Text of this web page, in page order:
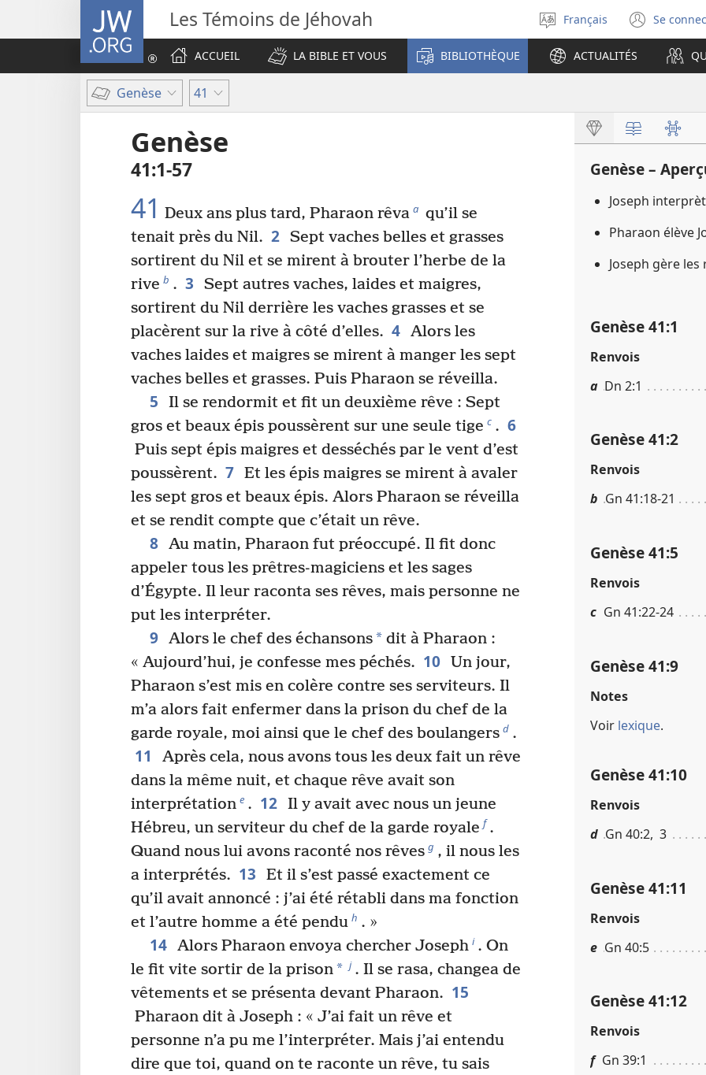
JW.ORG Les Témoins de Jéhovah
Sélectionner
la
langue
Français Se
une
ACCUEIL
LA BIBLE ET VOUS BIBLIOTHÈQUE ACTUALITÉS
Genèse 41
Genèse
41​:​1-57
41 Deux ans plus tard, Pharaon rêva a qu’il se
tenait près du Nil. 2 Sept vaches belles et grasses
sortirent du Nil et se mirent à brouter l’herbe de la
rive b . 3
Sept autres vaches, laides et maigres,
sortirent du Nil derrière les vaches grasses et se
placèrent sur la rive à côté d’elles. 4 Alors les
vaches laides et maigres se mirent à manger les sept
vaches belles et grasses. Puis Pharaon se réveilla.
5
Il se rendormit et fit un deuxième rêve : Sept
gros et beaux épis poussèrent sur une seule tige c . 6
Puis sept épis maigres et desséchés par le vent d’est
poussèrent. 7 Et les épis maigres se mirent à avaler
les sept gros et beaux épis. Alors Pharaon se réveilla
et se rendit compte que c’était un rêve.
8 Au matin, Pharaon fut préoccupé. Il fit donc
appeler tous les prêtres-magiciens et les sages
d’Égypte. Il leur raconta ses rêves, mais personne ne
put les interpréter.
9 Alors le chef des échansons*dit à Pharaon :
« Aujourd’hui, je confesse mes péchés. 10 Un jour,
Pharaon s’est mis en colère contre ses serviteurs. Il
m’a alors fait enfermer dans la prison du chef de la
garde royale, moi ainsi que le chef des boulangers d .
11
Après cela, nous avons tous les deux fait un rêve
dans la même nuit, et chaque rêve avait son
interprétation e . 12 Il y avait avec nous un jeune
Hébreu, un serviteur du chef de la garde royale f .
Quand nous lui avons raconté nos rêves g , il nous les
a interprétés. 13
Et il s’est passé exactement ce
qu’il avait annoncé : j’ai été rétabli dans ma fonction
et l’autre homme a été pendu h . »
14 Alors Pharaon envoya chercher Joseph i . On
le fit vite sortir de la prison* j . Il se rasa, changea de
vêtements et se présenta devant Pharaon. 15
Pharaon dit à Joseph : « J’ai fait un rêve et
personne n’a pu me l’interpréter. Mais j’ai entendu
dire que toi, quand on te raconte un rêve, tu sais
Genèse –
Joseph
Pharaon élève
Joseph gère
Genèse 41​:​1
Renvois
a Dn 2​:​1
Genèse 41​:​2
Renvois
b Gn 41​:​18-21
Genèse 41​:​5
Renvois
c Gn 41​:​22-24
Genèse 41​:​9
Notes
Voir lexique.
Genèse 41​:​10
Renvois
d Gn 40​:​2, 3
Genèse 41​:​11
Renvois
e Gn 40​:​5
Genèse 41​:​12
Renvois
f Gn 39​:​1